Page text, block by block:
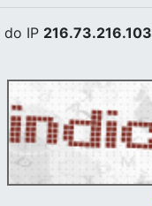
do IP 216.73.216.103